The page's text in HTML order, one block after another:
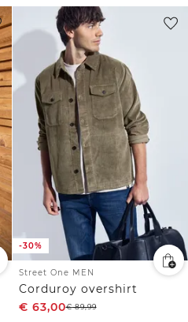
-30%
Street One MEN
Corduroy overshirt
€ 63,00€89,99